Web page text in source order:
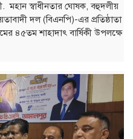
মহান স্বাধীনতার ঘোষক, বহুদলীয়
দল (বিএনপি)-এর প্রতিষ্ঠাতা
৪৫তম শাহাদাৎ বার্ষিকী উপলক্ষে